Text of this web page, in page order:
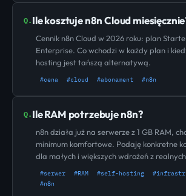
Q. Ile kosztuje n8n Cloud
Cennik n8n Cloud w 2026 roku: plan
Enterprise. Co wchodzi w każdy plan i
hosting jest tańszą alternatywą.
#cena #cloud #abonament #n8n
Q. Ile RAM potrzebuje n8n?
n8n działa już na serwerze z 1 GB RAM,
minimum komfortowe. Podaję konkretne
dla małych i większych wdrożeń z
#serwer #RAM #self-hosting
#n8n